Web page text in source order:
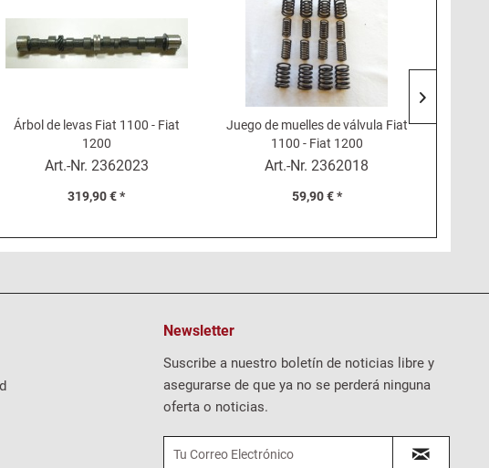
Árbol de levas Fiat 1100 - Fiat
1200
Art.-Nr. 2362023
319,90 € *
Juego de muelles de válvula Fiat
1100 - Fiat 1200
Art.-Nr. 2362018
59,90 € *
Newsletter
Suscribe a nuestro boletín de noticias libre y
asegurarse de que ya no se perderá ninguna
oferta o noticias.